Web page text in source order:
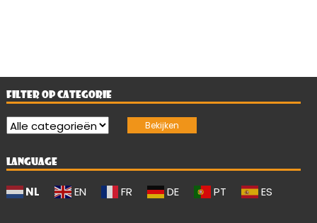
FILTER OP CATEGORIE
LANGUAGE
NL EN FR DE PT ES